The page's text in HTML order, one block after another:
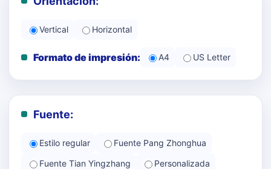
Vertical Horizontal
Formato de impresión: A4 US Letter
Fuente:
Estilo regular
Fuente Pang Zhonghua
Fuente Tian Yingzhang
Personalizada